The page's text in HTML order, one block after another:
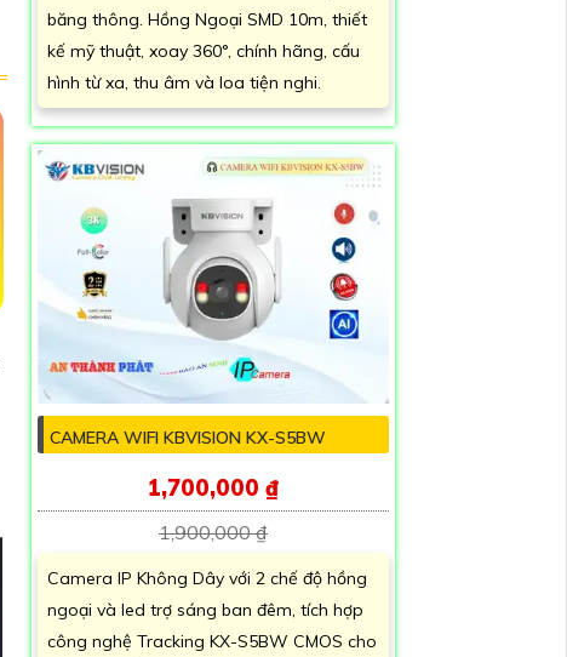
băng thông. Hồng Ngoại SMD 10m, thiết
kế mỹ thuật, xoay 360°, chính hãng, cấu
hình từ xa, thu âm và loa tiện nghi.
CAMERA WIFI KBVISION KX-S5BW
1,700,000 ₫
1,900,000 ₫
Camera IP Không Dây với 2 chế độ hồng
ngoại và led trợ sáng ban đêm, tích hợp
công nghệ Tracking KX-S5BW CMOS cho